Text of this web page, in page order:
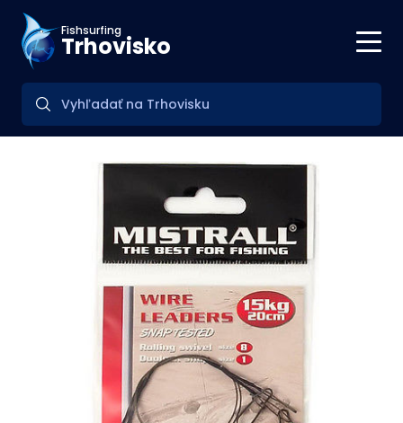
Fishsurfing
Trhovisko